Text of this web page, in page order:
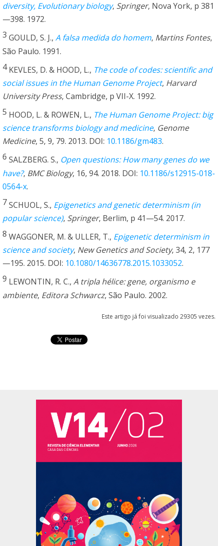
diversity, Evolutionary biology, Springer, Nova York, p 381
—398. 1972.
3 GOULD, S. J., A falsa medida do homem, Martins Fontes,
São Paulo. 1991.
4KEVLES, D. & HOOD, L., The code of codes: scientific and
social issues in the Human Genome Project, Harvard
University Press, Cambridge, p VII-X. 1992.
5 HOOD, L. & ROWEN, L., The Human Genome Project: big
science transforms biology and medicine, Genome
Medicine, 5, 9, 79. 2013. DOI: 10.1186/gm483.
6 SALZBERG. S., Open questions: How many genes do we
have?, BMC Biology, 16, 94. 2018. DOI: 10.1186/s12915-018-
0564-x.
7SCHUOL, S., Epigenetics and genetic determinism (in
popular science), Springer, Berlim, p 41—54. 2017.
8 WAGGONER, M. & ULLER, T., Epigenetic determinism in
science and society, New Genetics and Society, 34, 2, 177
—195. 2015. DOI: 10.1080/14636778.2015.1033052.
9 LEWONTIN, R. C., A tripla hélice: gene, organismo e
ambiente, Editora Schwarcz, São Paulo. 2002.
Este artigo já foi visualizado 29305 vezes.